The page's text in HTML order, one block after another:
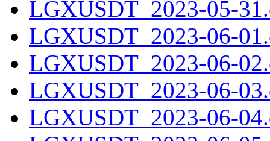
LGXUSDT_2023-05-
LGXUSDT_2023-06-
LGXUSDT_2023-06-
LGXUSDT_2023-06-
LGXUSDT_2023-06-